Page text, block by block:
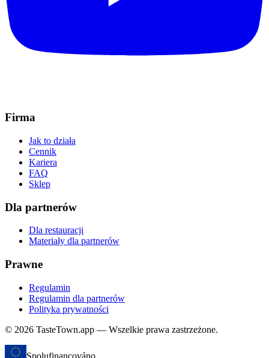
Firma
Jak to działa
Cennik
Kariera
FAQ
Sklep
Dla partnerów
Dla restauracji
Materiały dla partnerów
Prawne
Regulamin
Regulamin dla partnerów
Polityka prywatności
© 2026 TasteTown.app — Wszelkie prawa zastrzeżone.
Spolufinancováno